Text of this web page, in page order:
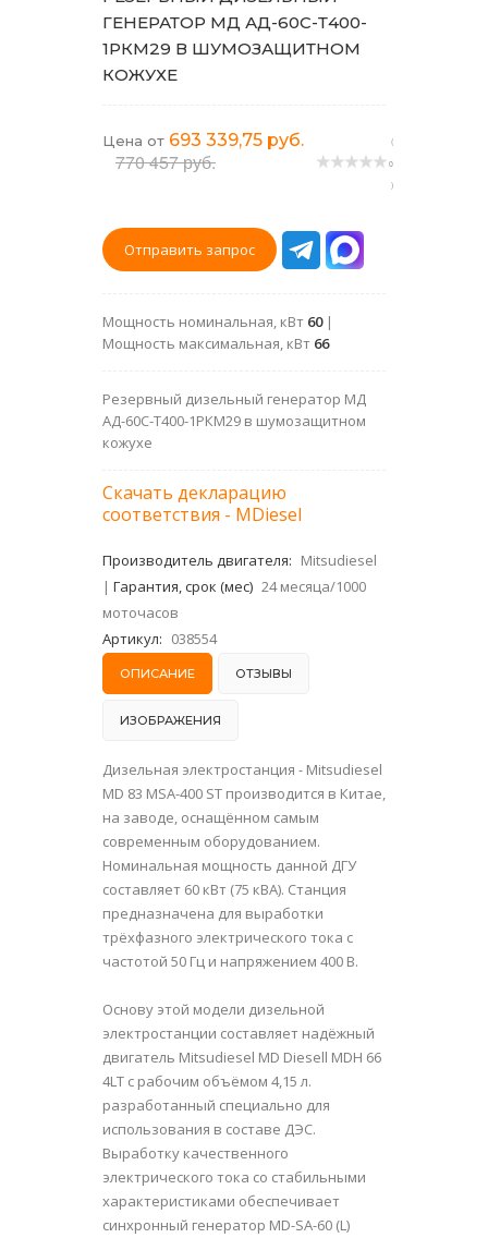
ГЕНЕРАТОР МД АД-60С-Т400-
1РКМ29 В ШУМОЗАЩИТНОМ
КОЖУХЕ
(
0
)
Цена от 693 339,75 руб.
770 457 руб.
Отправить запрос
Мощность номинальная, кВт 60|
Мощность максимальная, кВт 66
Резервный дизельный генератор МД
АД-60С-Т400-1РКМ29 в шумозащитном
кожухе
Скачать декларацию
соответствия - MDiesel
Производитель двигателя: Mitsudiesel
| Гарантия, срок (мес) 24 месяца/1000
моточасов
Артикул: 038554
ОПИСАНИЕ ОТЗЫВЫ
ИЗОБРАЖЕНИЯ
Дизельная электростанция - Mitsudiesel
MD 83 MSA-400 ST производится в Китае,
на заводе, оснащённом самым
современным оборудованием.
Номинальная мощность данной ДГУ
составляет 60 кВт (75 кВА). Станция
предназначена для выработки
трёхфазного электрического тока с
частотой 50 Гц и напряжением 400 В.
Основу этой модели дизельной
электростанции составляет надёжный
двигатель Mitsudiesel MD Diesell MDH 66
4LT с рабочим объёмом 4,15 л.
разработанный специально для
использования в составе ДЭС.
Выработку качественного
электрического тока со стабильными
характеристиками обеспечивает
синхронный генератор MD-SA-60 (L)